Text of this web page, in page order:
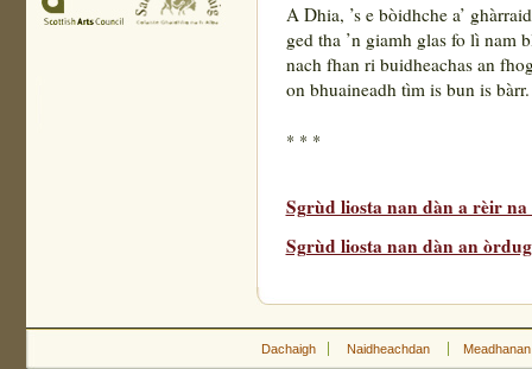
A Dhia, ’s e bòidhche a’
ged tha ’n giamh glas fo lì nam
nach fhan ri buidheachas an
on bhuaineadh tìm is bun is bàrr.
* * *
Sgrùd liosta nan dàn a rèir na
Sgrùd liosta nan dàn an
Dachaigh Naidheachdan Meadhanan